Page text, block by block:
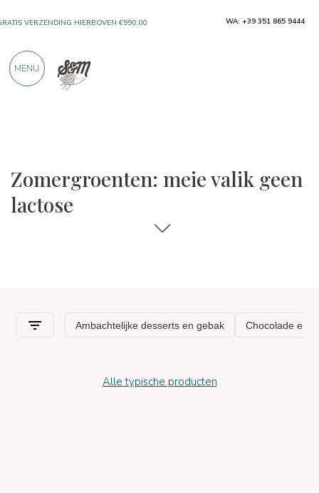
Zomergroenten: meie valik geen
lactose
Alle typische producten
VERZENDING HIERBOVEN €990,00
PRODUCTEN VAN UITSTEKENDE
WA: +39 351 865 9444
MENU